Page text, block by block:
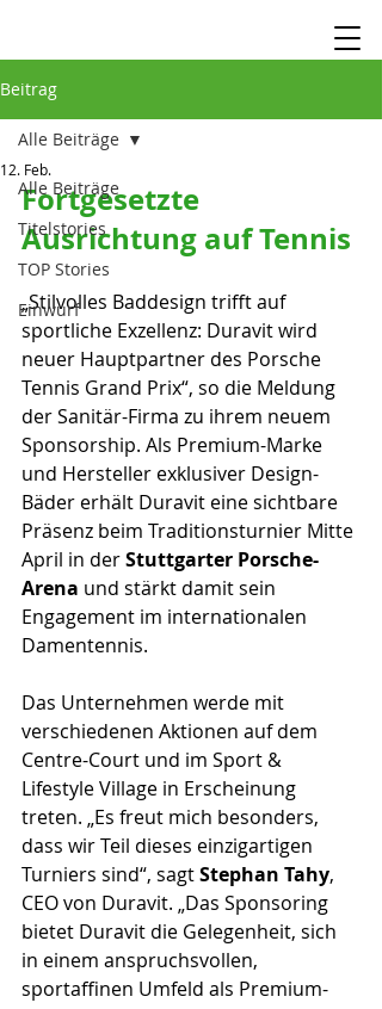
Beitrag
Alle Beiträge
Titelstories
TOP Stories
Einwurf
Alle Beiträge
12. Feb.
Fortgesetzte
Ausrichtung auf Tennis
„Stilvolles Baddesign trifft auf
sportliche Exzellenz: Duravit wird
neuer Hauptpartner des Porsche
Tennis Grand Prix“, so die Meldung
der Sanitär-Firma zu ihrem neuem
Sponsorship. Als Premium-Marke
und Hersteller exklusiver Design-
Bäder erhält Duravit eine sichtbare
Präsenz beim Traditionsturnier Mitte
April in der Stuttgarter Porsche-
Arena und stärkt damit sein
Engagement im internationalen
Damentennis.
Das Unternehmen werde mit
verschiedenen Aktionen auf dem
Centre-Court und im Sport &
Lifestyle Village in Erscheinung
treten. „Es freut mich besonders,
dass wir Teil dieses einzigartigen
Turniers sind“, sagt Stephan Tahy,
CEO von Duravit. „Das Sponsoring
bietet Duravit die Gelegenheit, sich
in einem anspruchsvollen,
sportaffinen Umfeld als Premium-